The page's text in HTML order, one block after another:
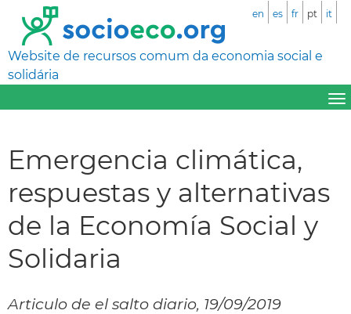
Website de recursos comum da economia social e
solidária
en es fr pt it
Emergencia climática,
respuestas y alternativas
de la Economía Social y
Solidaria
Articulo de el salto diario, 19/09/2019